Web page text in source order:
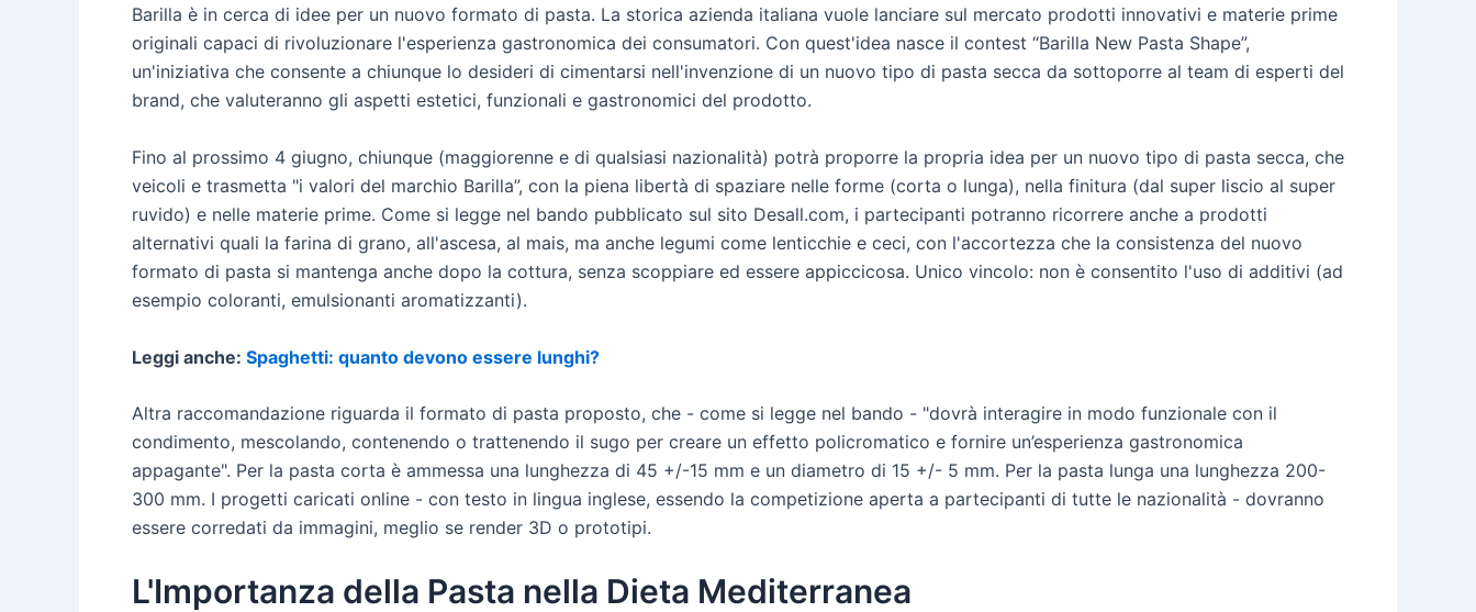
Barilla è in cerca di idee per un nuovo formato di pasta. La storica azienda italiana vuole lanciare sul mercato prodotti innovativi e materie prime
originali capaci di rivoluzionare l'esperienza gastronomica dei consumatori. Con quest'idea nasce il contest “Barilla New Pasta Shape”,
un'iniziativa che consente a chiunque lo desideri di cimentarsi nell'invenzione di un nuovo tipo di pasta secca da sottoporre al team di esperti del
brand, che valuteranno gli aspetti estetici, funzionali e gastronomici del prodotto.
Fino al prossimo 4 giugno, chiunque (maggiorenne e di qualsiasi nazionalità) potrà proporre la propria idea per un nuovo tipo di pasta secca, che
veicoli e trasmetta "i valori del marchio Barilla”, con la piena libertà di spaziare nelle forme (corta o lunga), nella finitura (dal super liscio al super
ruvido) e nelle materie prime. Come si legge nel bando pubblicato sul sito Desall.com, i partecipanti potranno ricorrere anche a prodotti
alternativi quali la farina di grano, all'ascesa, al mais, ma anche legumi come lenticchie e ceci, con l'accortezza che la consistenza del nuovo
formato di pasta si mantenga anche dopo la cottura, senza scoppiare ed essere appiccicosa. Unico vincolo: non è consentito l'uso di additivi (ad
esempio coloranti, emulsionanti aromatizzanti).
Leggi anche: Spaghetti: quanto devono essere lunghi?
Altra raccomandazione riguarda il formato di pasta proposto, che - come si legge nel bando - "dovrà interagire in modo funzionale con il
condimento, mescolando, contenendo o trattenendo il sugo per creare un effetto policromatico e fornire un’esperienza gastronomica
appagante". Per la pasta corta è ammessa una lunghezza di 45 +/-15 mm e un diametro di 15 +/- 5 mm. Per la pasta lunga una lunghezza 200-
300 mm. I progetti caricati online - con testo in lingua inglese, essendo la competizione aperta a partecipanti di tutte le nazionalità - dovranno
essere corredati da immagini, meglio se render 3D o prototipi.
L'Importanza della Pasta nella Dieta Mediterranea